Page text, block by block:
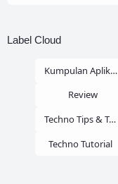
Label Cloud
Kumpulan Aplikasi
Review
Techno Tips & Tricks
Techno Tutorial